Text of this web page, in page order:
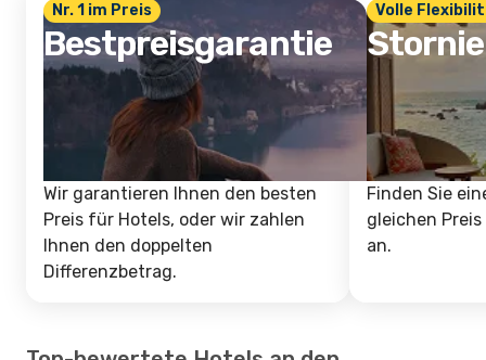
Nr. 1 im Preis
Bestpreisgarantie
Wir garantieren Ihnen den besten
Preis für Hotels, oder wir zahlen
Ihnen den doppelten
Differenzbetrag.
Volle
Finden Sie
gleichen
an.